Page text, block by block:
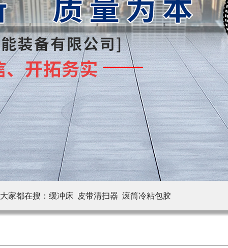
大家都在搜： 缓冲床 皮带清扫器 滚筒冷粘包胶